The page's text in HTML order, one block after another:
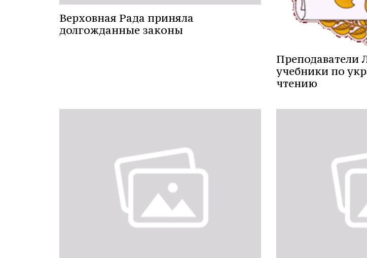
Верховная Рада приняла
долгожданные законы
Преподаватели
учебники по
чтению